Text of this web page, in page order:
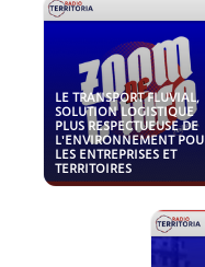
LE TRANSPORT FLUVIAL,
SOLUTION LOGISTIQUE
PLUS RESPECTUEUSE DE
L'ENVIRONNEMENT
LES ENTREPRISES ET
TERRITOIRES